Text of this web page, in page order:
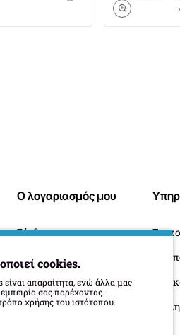
Ο λογαριασμός μου
Σύνδεση
Ιστορικό Παραγγελιών
Επιστροφές
cookies.
απαραίτητα, ενώ άλλα μας
σας παρέχοντας
χρήσης του ιστότοπου.